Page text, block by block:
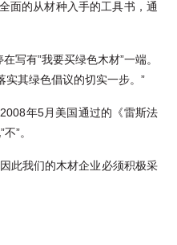
面的从材种入手的工具书，通
写有”我要买绿色木材”一端。
其绿色倡议的切实一步。”
年5月美国通过的《雷斯法
”。
此我们的木材企业必须积极采